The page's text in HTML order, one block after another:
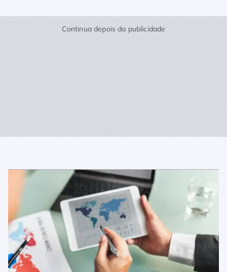
Continua depois da publicidade